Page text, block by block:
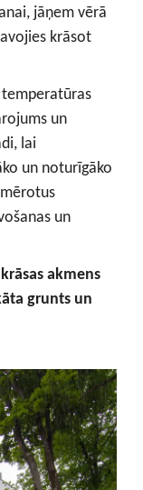
jāņem vērā
krāsot
un
lai
un noturīgāko
un
akmens
grunts un